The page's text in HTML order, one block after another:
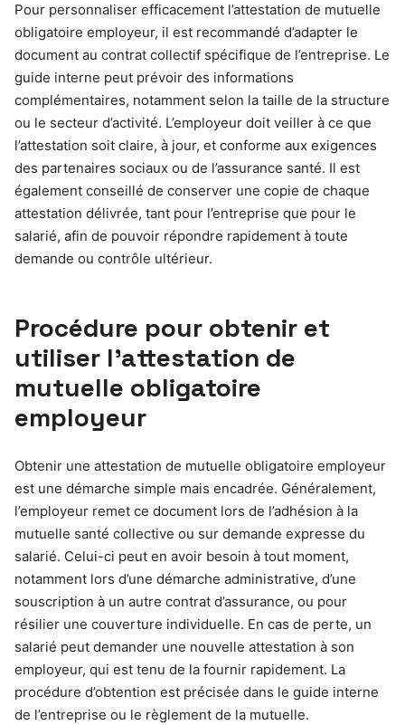
Pour personnaliser efficacement l’attestation de mutuelle
obligatoire employeur, il est recommandé d’adapter le
document au contrat collectif spécifique de l’entreprise. Le
guide interne peut prévoir des informations
complémentaires, notamment selon la taille de la structure
ou le secteur d’activité. L’employeur doit veiller à ce que
l’attestation soit claire, à jour, et conforme aux exigences
des partenaires sociaux ou de l’assurance santé. Il est
également conseillé de conserver une copie de chaque
attestation délivrée, tant pour l’entreprise que pour le
salarié, afin de pouvoir répondre rapidement à toute
demande ou contrôle ultérieur.
Procédure pour obtenir et
utiliser l’attestation de
mutuelle obligatoire
employeur
Obtenir une attestation de mutuelle obligatoire employeur
est une démarche simple mais encadrée. Généralement,
l’employeur remet ce document lors de l’adhésion à la
mutuelle santé collective ou sur demande expresse du
salarié. Celui-ci peut en avoir besoin à tout moment,
notamment lors d’une démarche administrative, d’une
souscription à un autre contrat d’assurance, ou pour
résilier une couverture individuelle. En cas de perte, un
salarié peut demander une nouvelle attestation à son
employeur, qui est tenu de la fournir rapidement. La
procédure d’obtention est précisée dans le guide interne
de l’entreprise ou le règlement de la mutuelle.